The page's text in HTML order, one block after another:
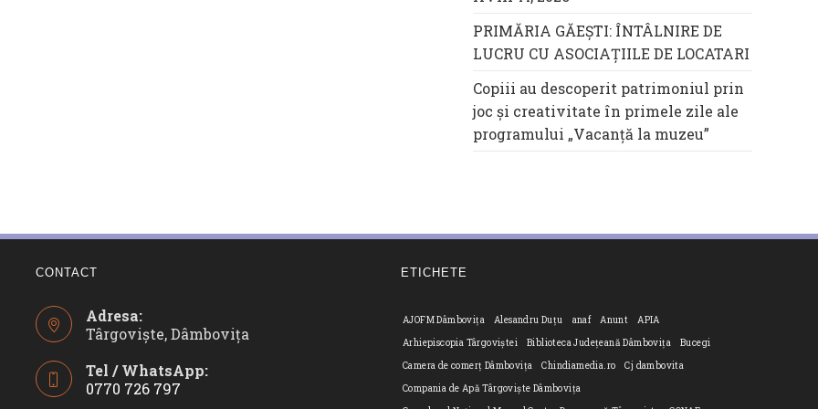
PRIMĂRIA GĂEȘTI: ÎNTÂLNIRE DE
LUCRU CU ASOCIAȚIILE DE LOCATARI
Copiii au descoperit patrimoniul prin
joc și creativitate în primele zile ale
programului „Vacanță la muzeu”
CONTACT
Adresa:
Târgoviște, Dâmbovița
Tel / WhatsApp:
0770 726 797
ETICHETE
AJOFM Dâmbovița Alesandru Duțu anaf Anunt
APIA
Arhiepiscopia Târgoviștei
Biblioteca Județeană Dâmbovița
Bucegi
Camera de comerț Dâmbovița
Chindiamedia.ro
Cj dambovita
Compania de Apă Târgoviște Dâmbovița